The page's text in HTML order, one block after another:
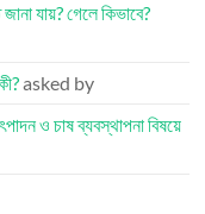
যায়? গেলে কিভাবে?
asked by
ও চাষ ব্যবস্থাপনা বিষয়ে